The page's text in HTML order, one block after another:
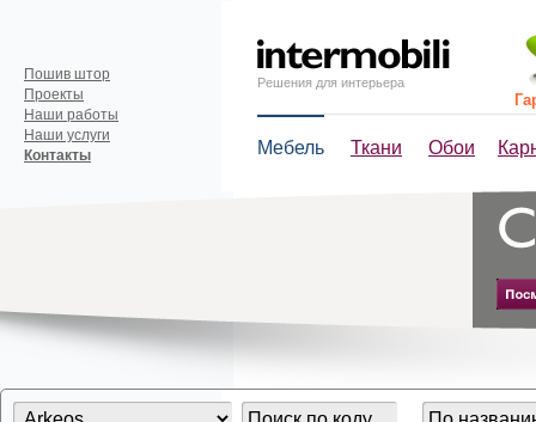
Решения для интерьера
Мебель Ткани Обои
Пошив штор
Проекты
Наши работы
Наши услуги
Контакты